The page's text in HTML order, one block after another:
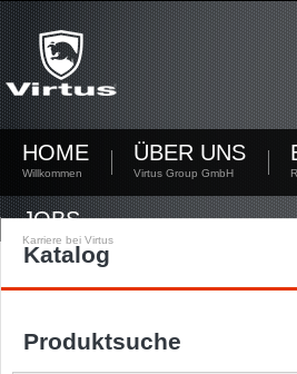
Noch nicht registriert?
Jetzt registrieren! Mit Deinem persönlichen Account
herunterzuladen und den Lagerbestand zu
Sie haben sich noch nicht registriert? Erstellen Sie
HOME
Willkommen
ÜBER UNS
Virtus Group GmbH
JOBS
Karriere bei Virtus
Katalog
Produktsuche